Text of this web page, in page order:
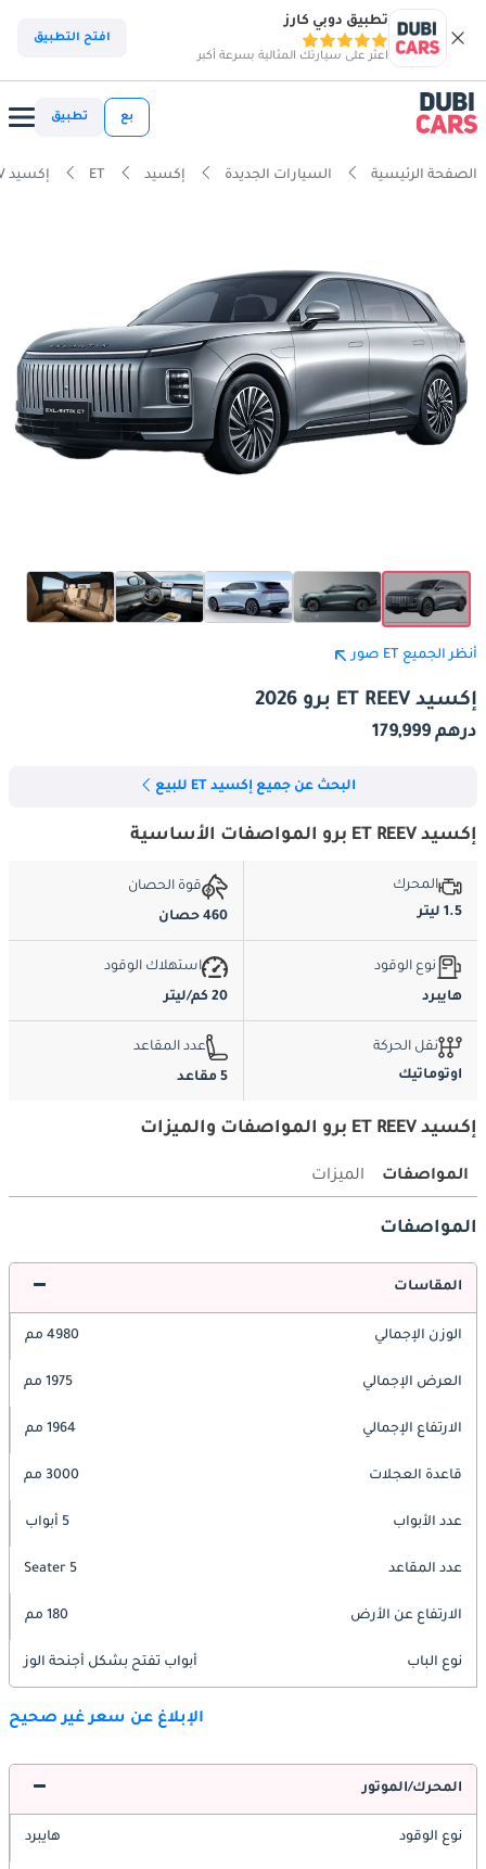
تطبيق دوبي كارز
اعثر على سيارتك المثالية بسرعة أكبر
افتح التطبيق
بع تطبيق
الصفحة الرئيسية السيارات الجديدة إكسيد ET إكسيد ET REEV برو
أنظر الجميع ET صور
إكسيد ET REEV برو 2026
درهم 179,999
البحث عن جميع إكسيد ET للبيع
إكسيد ET REEV برو المواصفات الأساسية
المحرك
1.5 ليتر
قوة الحصان
460 حصان
نوع الوقود
هايبرد
استهلاك الوقود
20 كم/ليتر
نقل الحركة
اوتوماتيك
عدد المقاعد
5 مقاعد
إكسيد ET REEV برو المواصفات والميزات
المواصفات الميزات
المواصفات
المقاسات
الوزن الإجمالي 4980 مم
العرض الإجمالي 1975 مم
الارتفاع الإجمالي 1964 مم
قاعدة العجلات 3000 مم
عدد الأبواب 5 أبواب
عدد المقاعد 5 Seater
الارتفاع عن الأرض 180 مم
نوع الباب أبواب تفتح بشكل أجنحة الوز
الإبلاغ عن سعر غير صحيح
المحرك/الموتور
نوع الوقود هايبرد